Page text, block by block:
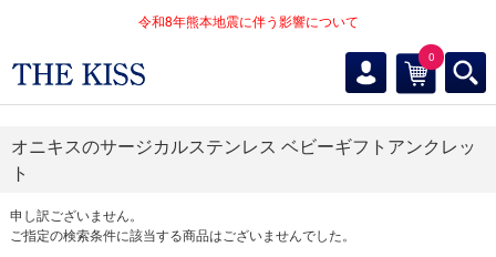
令和8年熊本地震に伴う影響について
0
オニキスのサージカルステンレス ベビーギフトアンクレッ
ト
申し訳ございません。
ご指定の検索条件に該当する商品はございませんでした。